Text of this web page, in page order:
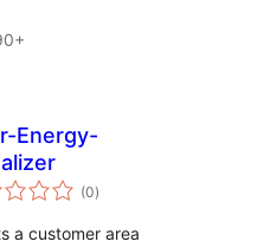
Energy-
(0total
aprecieri
)
a customer area